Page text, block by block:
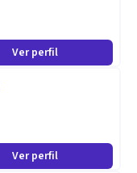
Ver perfil
Ver perfil